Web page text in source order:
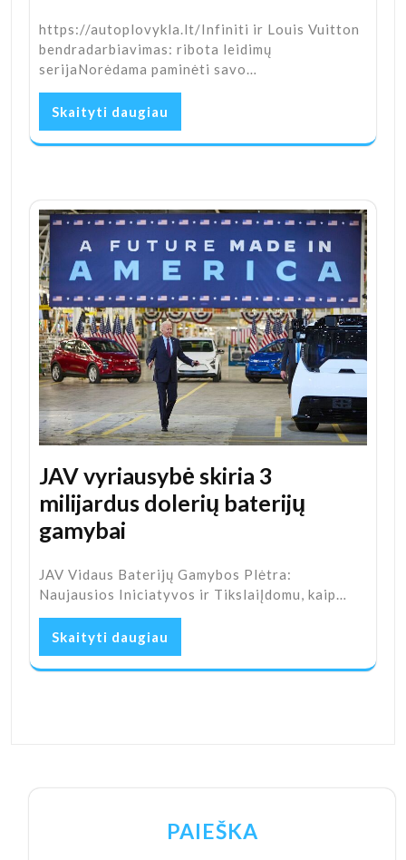
https://autoplovykla.lt/Infiniti ir Louis Vuitton
bendradarbiavimas: ribota leidimų
serijaNorėdama paminėti savo…
Skaityti daugiau
JAV vyriausybė skiria 3
milijardus dolerių baterijų
gamybai
JAV Vidaus Baterijų Gamybos Plėtra:
Naujausios Iniciatyvos ir TikslaiĮdomu, kaip…
Skaityti daugiau
PAIEŠKA